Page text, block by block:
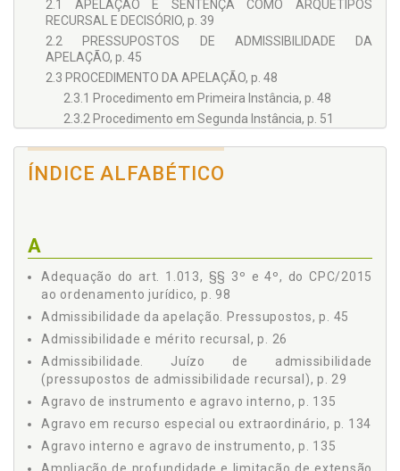
2.1 APELAÇÃO E SENTENÇA COMO ARQUÉTIPOS
RECURSAL E DECISÓRIO, p. 39
2.2 PRESSUPOSTOS DE ADMISSIBILIDADE DA
APELAÇÃO, p. 45
2.3 PROCEDIMENTO DA APELAÇÃO, p. 48
2.3.1 Procedimento em Primeira Instância, p. 48
2.3.2 Procedimento em Segunda Instância, p. 51
3.1 IMPEDITIVO DE FORMAÇÃO DE COISA JULGADA, p. 57
3.2 DEVOLUTIVO, p. 59
3.6 EXPANSIVO, p. 75
3.7 SUBSTITUTIVO, p. 76
Capítulo 4 ‒ REFORMA DO EFEITO DEVOLUTIVO DA
APELAÇÃO, p. 79
4.1 CRISE DO JUDICIÁRIO VERSUS EFETIVIDADE,
INSTRUMENTALIDADE E CELERIDADE, p. 79
4.1.1 Devido Processo Legal como Princípio Gerador de
Princípios, p. 80
4.1.2 Efetividade, Instrumentalidade e Celeridade, p. 82
4.2 A REFORMA DO CPC/1973 E O SURGIMENTO DO
CPC/2015, p. 84
ÍNDICE ALFABÉTICO
A
Adequação do art. 1.013, §§ 3º e 4º, do CPC/2015
ao ordenamento jurídico, p. 98
Admissibilidade da apelação. Pressupostos, p. 45
Admissibilidade e mérito recursal, p. 26
Admissibilidade. Juízo de admissibilidade
(pressupostos de admissibilidade recursal), p. 29
Agravo de instrumento e agravo interno, p. 135
Agravo em recurso especial ou extraordinário, p. 134
Agravo interno e agravo de instrumento, p. 135